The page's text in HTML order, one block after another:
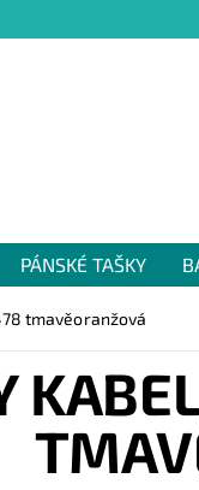
PÁNSKÉ TAŠKY
tmavěoranžová